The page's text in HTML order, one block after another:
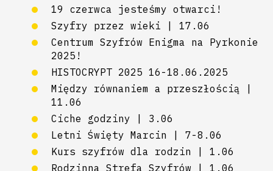
19 czerwca jesteśmy otwarci!
Szyfry przez wieki | 17.06
Centrum Szyfrów Enigma na Pyrkonie
2025!
HISTOCRYPT 2025 16-18.06.2025
Między równaniem a przeszłością |
11.06
Ciche godziny | 3.06
Letni Święty Marcin | 7-8.06
Kurs szyfrów dla rodzin | 1.06
Rodzinna Strefa Szyfrów | 1.06